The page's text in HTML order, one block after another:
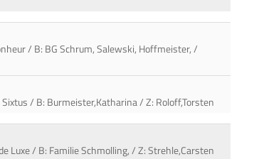
/ B: BG Schrum, Salewski, Hoffmeister, /
/ B: Burmeister,Katharina / Z: Roloff,Torsten
Luxe / B: Familie Schmolling, / Z: Strehle,Carsten